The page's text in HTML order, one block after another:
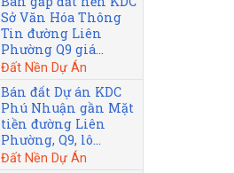
Sở Văn Hóa Thông
Tin đường Liên
Phường Q9 giá...
Đất Nền Dự Án
Bán đất Dự án KDC
Phú Nhuận gần Mặt
tiền đường Liên
Phường, Q9, lô...
Đất Nền Dự Án